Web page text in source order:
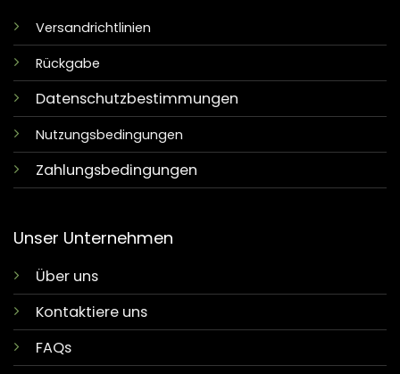
Versandrichtlinien
Rückgabe
Datenschutzbestimmungen
Nutzungsbedingungen
Zahlungsbedingungen
Unser Unternehmen
Über uns
Kontaktiere uns
FAQs